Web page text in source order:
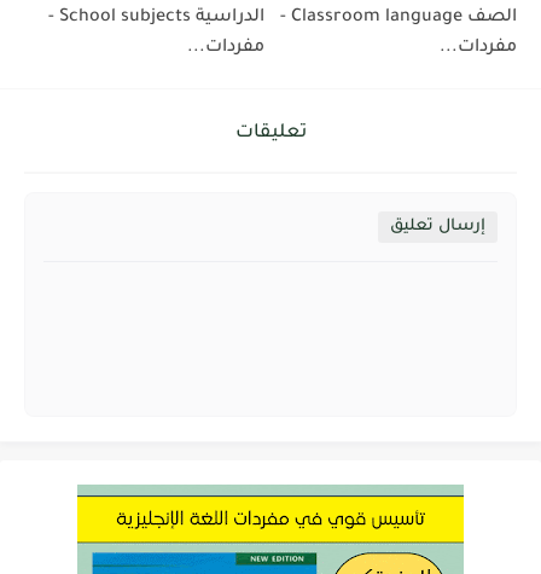
الصف Classroom language -
مفردات...
الدراسية School subjects -
مفردات...
تعليقات
إرسال تعليق